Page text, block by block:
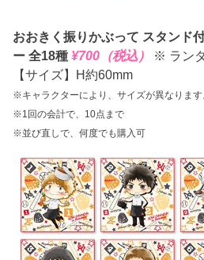
おおきく振りかぶって スタンド
ー 全18種¥700（税込）
※ ラン
【サイズ】H約60mm
※キャラクターにより、サイズが異なります
※1回の会計で、10点まで
※並び直しで、何度でも購入可